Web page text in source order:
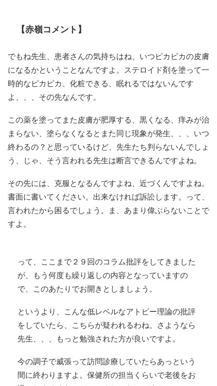
【赤嶺コメント】
でもね先生、患者さんの気持ちはね、いつピカピカの皮膚
になるかということなんですよ。ステロイド剤を塗って一
時的なピカピカ、化粧できる、眠れるではないんです
よ、、、その先なんです。
この薬を塗ってまた皮膚が肥厚する、黒くなる、痒みが治
まらない、塗らなくなるとまた同じ現象が発生、、、いつ
終わるの？と思っているけど、先生たち判らないんでしょ
う、じゃ、そう言われる先生は断言できるんですよね。
その先には、克服となるんですよね、近づくんですよね。
書面に書いてください。出来なければ訴訟します。って、
言われたから困るでしょう。ま、あまり偉ぶらないことで
すよ。
って、ここまで２９回のコラム批評をしてきました
が、もう何度も繰り返しの内容となっていますの
で、このあたりでお開きとしましょう。
というより、こんな低レベルなアトピー理論の批評
をしていたら、こちらが疑われるわね。さようなら
先生、、、もっと勉強された方が良いですよ。
今の調子で威張って訪問診療していたらあっという
間に終わりますよ。保健所の担当くらいで老後をお